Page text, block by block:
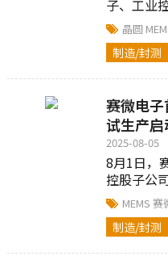
子、工业
晶圆
制造/封测
赛微电
试生产启
2025-08-05
8月1日，
控股子公
MEMS）
MEMS 赛
制造/封测